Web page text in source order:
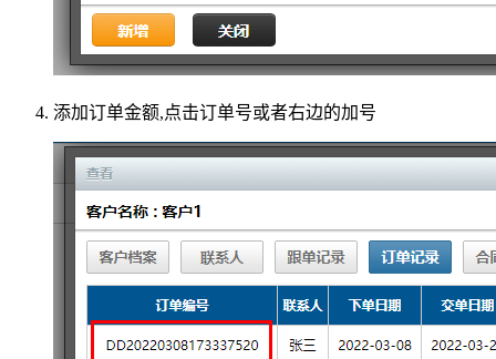
添加订单金额,点击订单号或者右边的加号